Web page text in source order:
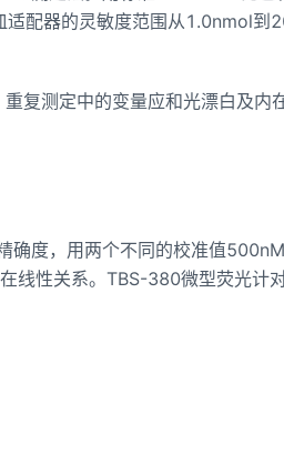
配器的灵敏度范围从1.0nmol到
复测定中的变量应和光漂白及内
确度，用两个不同的校准值
线性关系。TBS-380微型荧光计